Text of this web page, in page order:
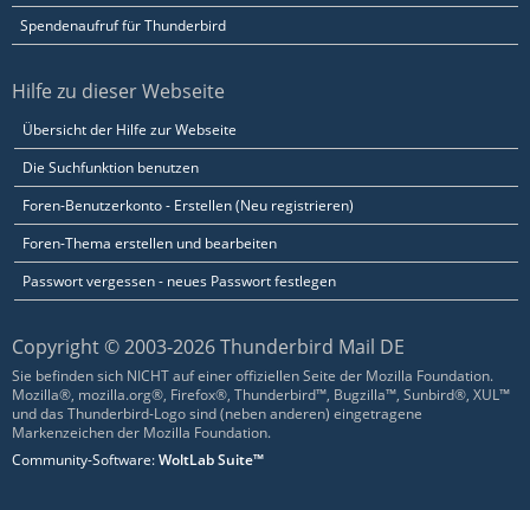
Spendenaufruf für Thunderbird
Hilfe zu dieser Webseite
Übersicht der Hilfe zur Webseite
Die Suchfunktion benutzen
Foren-Benutzerkonto - Erstellen (Neu registrieren)
Foren-Thema erstellen und bearbeiten
Passwort vergessen - neues Passwort festlegen
Copyright © 2003-2026 Thunderbird Mail DE
Sie befinden sich NICHT auf einer offiziellen Seite der Mozilla Foundation.
Mozilla®, mozilla.org®, Firefox®, Thunderbird™, Bugzilla™, Sunbird®, XUL™
und das Thunderbird-Logo sind (neben anderen) eingetragene
Markenzeichen der Mozilla Foundation.
Community-Software:WoltLab Suite™